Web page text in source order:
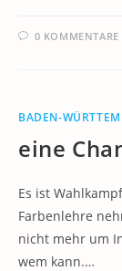
0 KOMMENTARE
BADEN-
eine
Es ist
Farbenlehre
nicht mehr um
wem kann.…